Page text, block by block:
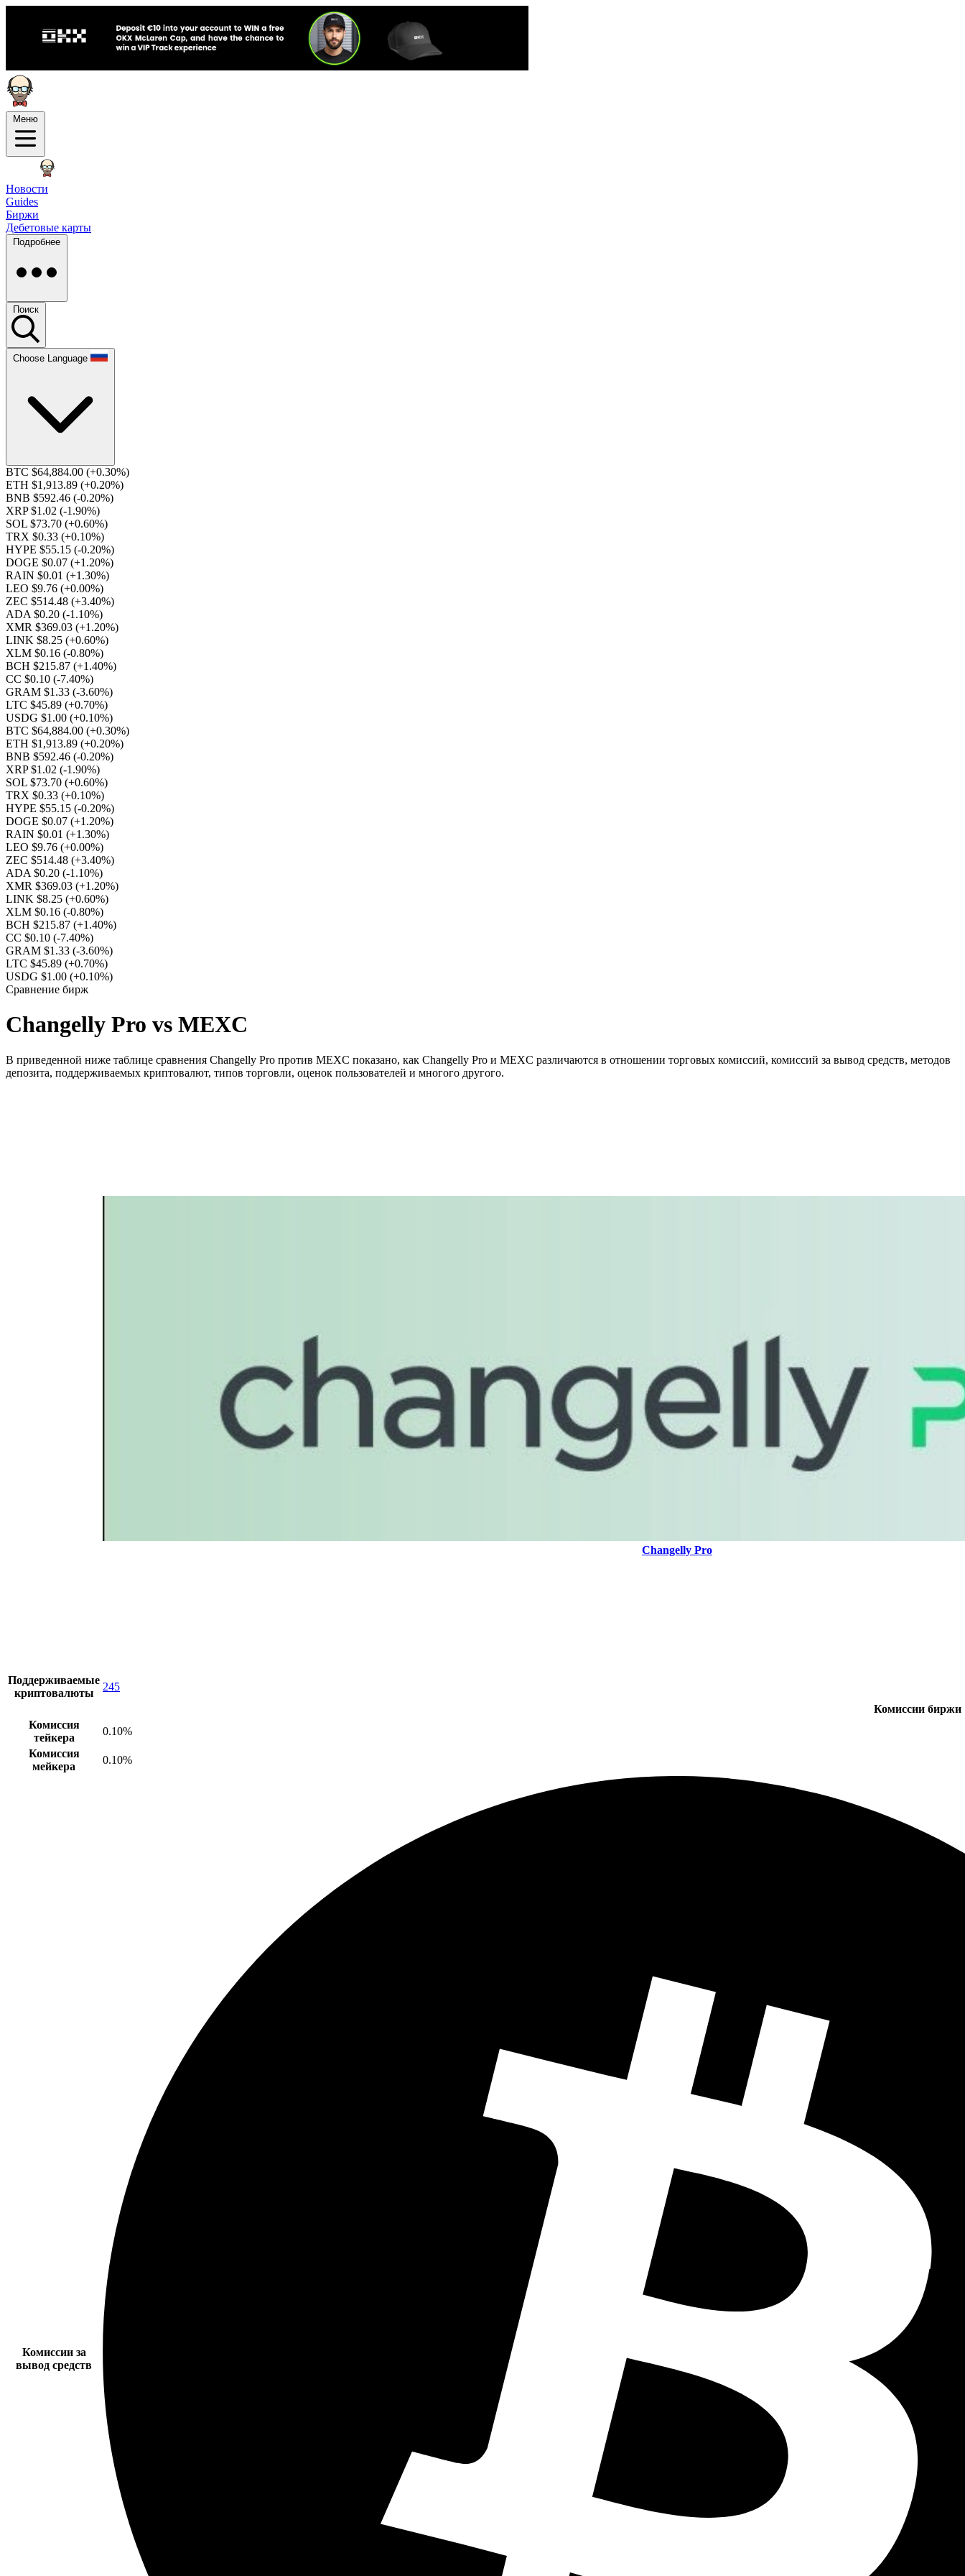
Меню
Новости
Guides
Биржи
Дебетовые карты
Подробнее
Поиск
Choose Language
BTC $64,884.00 (+0.30%)
ETH $1,913.89 (+0.20%)
BNB $592.46 (-0.20%)
XRP $1.02 (-1.90%)
SOL $73.70 (+0.60%)
TRX $0.33 (+0.10%)
HYPE $55.15 (-0.20%)
DOGE $0.07 (+1.20%)
RAIN $0.01 (+1.30%)
LEO $9.76 (+0.00%)
ZEC $514.48 (+3.40%)
ADA $0.20 (-1.10%)
XMR $369.03 (+1.20%)
LINK $8.25 (+0.60%)
XLM $0.16 (-0.80%)
BCH $215.87 (+1.40%)
CC $0.10 (-7.40%)
GRAM $1.33 (-3.60%)
LTC $45.89 (+0.70%)
USDG $1.00 (+0.10%)
BTC $64,884.00 (+0.30%)
ETH $1,913.89 (+0.20%)
BNB $592.46 (-0.20%)
XRP $1.02 (-1.90%)
SOL $73.70 (+0.60%)
TRX $0.33 (+0.10%)
HYPE $55.15 (-0.20%)
DOGE $0.07 (+1.20%)
RAIN $0.01 (+1.30%)
LEO $9.76 (+0.00%)
ZEC $514.48 (+3.40%)
ADA $0.20 (-1.10%)
XMR $369.03 (+1.20%)
LINK $8.25 (+0.60%)
XLM $0.16 (-0.80%)
BCH $215.87 (+1.40%)
CC $0.10 (-7.40%)
GRAM $1.33 (-3.60%)
LTC $45.89 (+0.70%)
USDG $1.00 (+0.10%)
Сравнение бирж
Changelly Pro vs MEXC
В приведенной ниже таблице сравнения Changelly Pro против MEXC показано, как Changelly Pro и MEXC различаются в отношении торговых комиссий, комиссий за вывод средств, методов
депозита, поддерживаемых криптовалют, типов торговли, оценок пользователей и многого другого.
Changelly Pro
Поддерживаемые
криптовалюты
245
Комиссии биржи
Комиссия
тейкера
0.10%
Комиссия
мейкера
0.10%
Комиссии за
вывод средств